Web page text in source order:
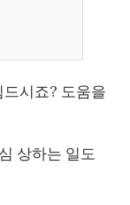
시죠? 도움을
상하는 일도